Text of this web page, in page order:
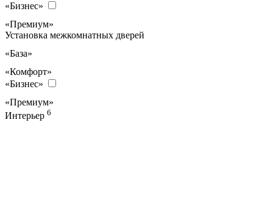
«Бизнес»
«Премиум»
Установка межкомнатных дверей
«База»
«Комфорт»
«Бизнес»
«Премиум»
Интерьер 6